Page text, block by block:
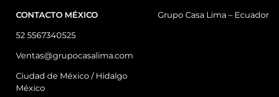
CONTACTO MÉXICO
52 5567340525
Ventas@grupocasalima.com
Ciudad de México / Hidalgo
México
Grupo Casa Lima – Ecuador